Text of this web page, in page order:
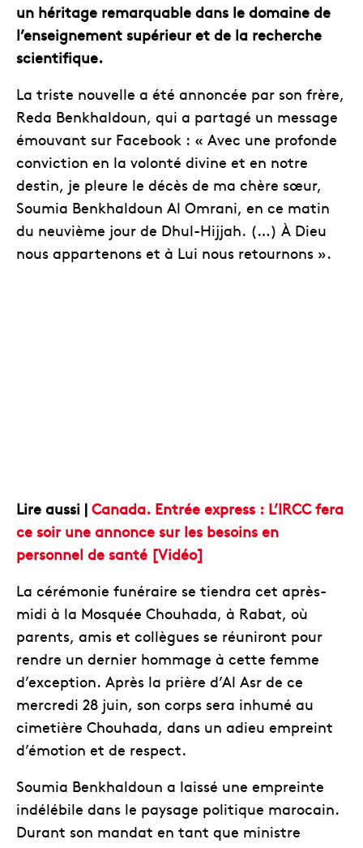
un héritage remarquable dans le domaine de
l’enseignement supérieur et de la recherche
scientifique.
La triste nouvelle a été annoncée par son frère,
Reda Benkhaldoun, qui a partagé un message
émouvant sur Facebook : « Avec une profonde
conviction en la volonté divine et en notre
destin, je pleure le décès de ma chère sœur,
Soumia Benkhaldoun Al Omrani, en ce matin
du neuvième jour de Dhul-Hijjah. (…) À Dieu
nous appartenons et à Lui nous retournons ».
Lire aussi | Canada. Entrée express : L’IRCC fera
ce soir une annonce sur les besoins en
personnel de santé [Vidéo]
La cérémonie funéraire se tiendra cet après-
midi à la Mosquée Chouhada, à Rabat, où
parents, amis et collègues se réuniront pour
rendre un dernier hommage à cette femme
d’exception. Après la prière d’Al Asr de ce
mercredi 28 juin, son corps sera inhumé au
cimetière Chouhada, dans un adieu empreint
d’émotion et de respect.
Soumia Benkhaldoun a laissé une empreinte
indélébile dans le paysage politique marocain.
Durant son mandat en tant que ministre